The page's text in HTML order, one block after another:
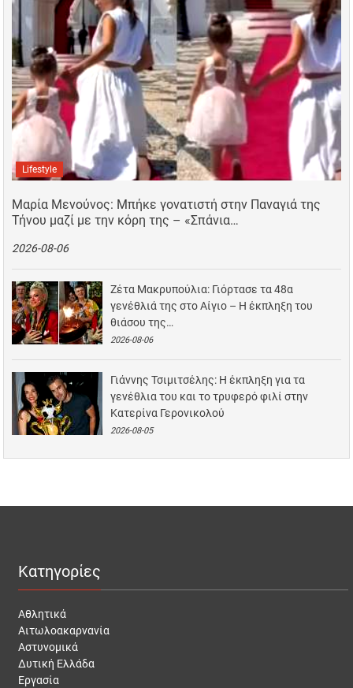
Lifestyle
Μαρία Μενούνος: Μπήκε γονατιστή στην Παναγιά της
Τήνου μαζί με την κόρη της – «Σπάνια…
2026-08-06
Ζέτα Μακρυπούλια: Γιόρτασε τα 48α
γενέθλιά της στο Αίγιο – Η έκπληξη του
θιάσου της…
2026-08-06
Γιάννης Τσιμιτσέλης: Η έκπληξη για τα
γενέθλια του και το τρυφερό φιλί στην
Κατερίνα Γερονικολού
2026-08-05
Κατηγορίες
Αθλητικά
Αιτωλοακαρνανία
Αστυνομικά
Δυτική Ελλάδα
Εργασία